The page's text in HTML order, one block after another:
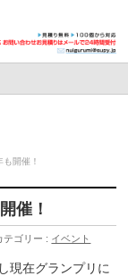
開催！
催！
テゴリー : イベント
現在グランプリに